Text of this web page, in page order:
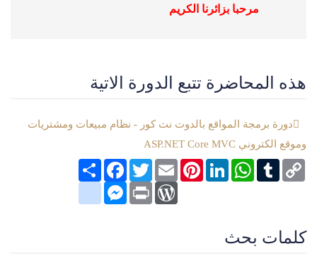
مرحبا بزائرنا الكريم
هذه المحاضرة تتبع الدورة الاتية
دورة برمجة المواقع بالدوت نت كور - نظام مبيعات ومشتريات
وموقع الكتروني ASP.NET Core MVC
انشر
FacebookTwitterEmail
PinterestLinkedIn
WhatsAppTumblr Copy
Link
google_bookmarksMessenger Print
WordPress
كلمات بحث